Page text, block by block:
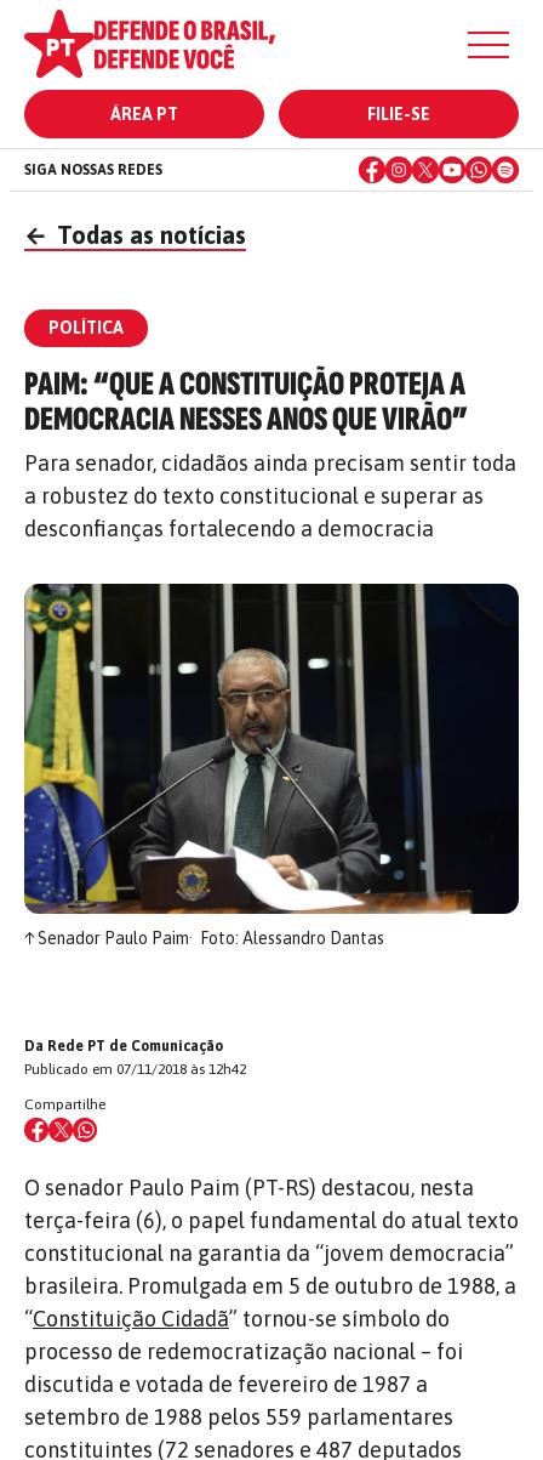
ÁREA PT FILIE-SE
SIGA NOSSAS REDES
← Todas as notícias
POLÍTICA
PAIM: “QUE A CONSTITUIÇÃO PROTEJA A
DEMOCRACIA NESSES ANOS QUE VIRÃO”
Para senador, cidadãos ainda precisam sentir toda
a robustez do texto constitucional e superar as
desconfianças fortalecendo a democracia
↑Senador Paulo Paim Foto: Alessandro Dantas
Da Rede PT de Comunicação
Publicado em 07/11/2018 às 12h42
Compartilhe
O senador Paulo Paim (PT-RS) destacou, nesta
terça-feira (6), o papel fundamental do atual texto
constitucional na garantia da “jovem democracia”
brasileira. Promulgada em 5 de outubro de 1988, a
“Constituição Cidadã” tornou-se símbolo do
processo de redemocratização nacional – foi
discutida e votada de fevereiro de 1987 a
setembro de 1988 pelos 559 parlamentares
constituintes (72 senadores e 487 deputados